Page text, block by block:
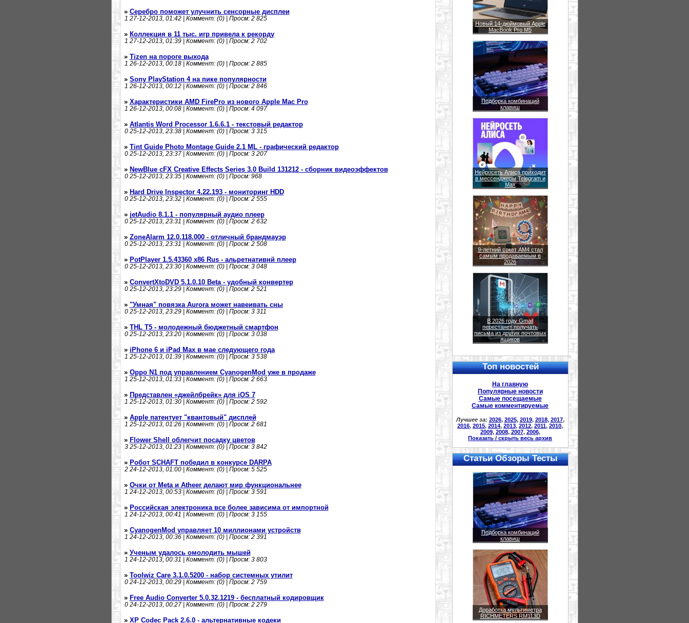
» Серебро поможет улучнить сенсорные дисплеи
1 27-12-2013, 01:42 | Коммент: (0) | Просм: 2 825
» Коллекция в 11 тыс. игр привела к рекорду
1 27-12-2013, 01:39 | Коммент: (0) | Просм: 2 702
» Tizen на пороге выхода
1 26-12-2013, 00:18 | Коммент: (0) | Просм: 2 885
» Sony PlayStation 4 на пике популярности
1 26-12-2013, 00:12 | Коммент: (0) | Просм: 2 846
» Характеристики AMD FirePro из нового Apple Mac Pro
1 26-12-2013, 00:08 | Коммент: (0) | Просм: 4 097
» Atlantis Word Processor 1.6.6.1 - текстовый редактор
025-12-2013, 23:38 | Коммент: (0) | Просм: 3 315
» Tint Guide Photo Montage Guide 2.1 ML - графический редактор
025-12-2013, 23:37 | Коммент: (0) | Просм: 3 207
» NewBlue cFX Creative Effects Series 3.0 Build 131212 - сборник видеоэффектов
025-12-2013, 23:35 | Коммент: (0) | Просм: 968
» Hard Drive Inspector 4.22.193 - мониторинг HDD
025-12-2013, 23:32 | Коммент: (0) | Просм: 2 555
» jetAudio 8.1.1 - популярный аудио плеер
025-12-2013, 23:31 | Коммент: (0) | Просм: 2 632
» ZoneAlarm 12.0.118.000 - отличный брандмауэр
025-12-2013, 23:31 | Коммент: (0) | Просм: 2 508
» PotPlayer 1.5.43360 x86 Rus - альретнативнй плеер
025-12-2013, 23:30 | Коммент: (0) | Просм: 3 048
» ConvertXtoDVD 5.1.0.10 Beta - удобный конвертер
025-12-2013, 23:29 | Коммент: (0) | Просм: 2 521
» "Умная" повязка Aurora может навеивать сны
025-12-2013, 23:29 | Коммент: (0) | Просм: 3 311
» THL T5 - молодежный бюджетный смартфон
025-12-2013, 23:20 | Коммент: (0) | Просм: 3 038
» iPhone 6 и iPad Max в мае следующего года
1 25-12-2013, 01:39 | Коммент: (0) | Просм: 3 538
» Oppo N1 под управлением CyanogenMod уже в продаже
1 25-12-2013, 01:33 | Коммент: (0) | Просм: 2 663
» Представлен «джейлбрейк» для iOS 7
1 25-12-2013, 01:30 | Коммент: (0) | Просм: 2 592
» Apple патентует "квантовый" дисплей
1 25-12-2013, 01:26 | Коммент: (0) | Просм: 2 681
» Flower Shell облегчит посадку цветов
325-12-2013, 01:23 | Коммент: (0) | Просм: 3 842
» Робот SCHAFT победил в конкурсе DARPA
224-12-2013, 01:00 | Коммент: (0) | Просм: 5 525
» Очки от Meta и Atheer делают мир функциональнее
1 24-12-2013, 00:53 | Коммент: (0) | Просм: 3 591
» Российская электроника все более зависима от импортной
1 24-12-2013, 00:41 | Коммент: (0) | Просм: 3 155
» CyanogenMod управляет 10 миллионами устройств
1 24-12-2013, 00:36 | Коммент: (0) | Просм: 2 391
» Ученым удалось омолодить мышей
1 24-12-2013, 00:31 | Коммент: (0) | Просм: 3 803
» Toolwiz Care 3.1.0.5200 - набор системных утилит
024-12-2013, 00:29 | Коммент: (0) | Просм: 2 759
» Free Audio Converter 5.0.32.1219 - бесплатный кодировщик
024-12-2013, 00:27 | Коммент: (0) | Просм: 2 279
» XP Codec Pack 2.6.0 - альтернативные кодеки
Новый 14-дюймовый Apple
MacBook Pro M5
Подборка комбинаций
клавиш
Нейросеть Алиса приходит
в мессенджеры Telegram и
Max
9-летний сокет AM4 стал
самым продаваемым в
2026
В 2026 году Gmail
перестанет получать
письма из других почтовых
ящиков
Топ новостей
На главную
Популярные новости
Самые посещаемые
Самые комментируемые
Лучшее за: 2026, 2025, 2019, 2018, 2017,
2016, 2015, 2014, 2013, 2012, 2011, 2010,
2009, 2008, 2007, 2006,
Показать / скрыть весь архив
Статьи Обзоры Тесты
Подборка комбинаций
клавиш
Доработка мультиметра
RICHMETERS RM113D